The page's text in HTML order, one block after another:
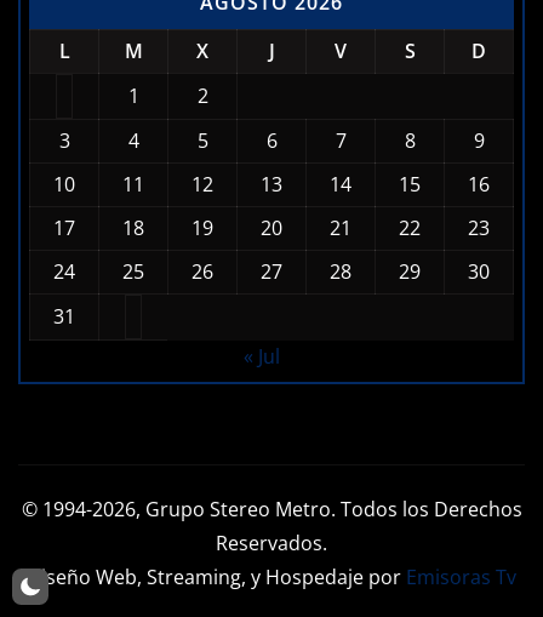
AGOSTO 2026
L
M X J V S
D
1
2
3
4 5 6 7 8
9
10
11 12 13 14 15
16
17
18 19 20 21 22
23
24
25 26 27 28 29
30
31
« Jul
© 1994-2026, Grupo Stereo Metro. Todos los Derechos
Reservados.
Diseño Web, Streaming, y Hospedaje por Emisoras Tv